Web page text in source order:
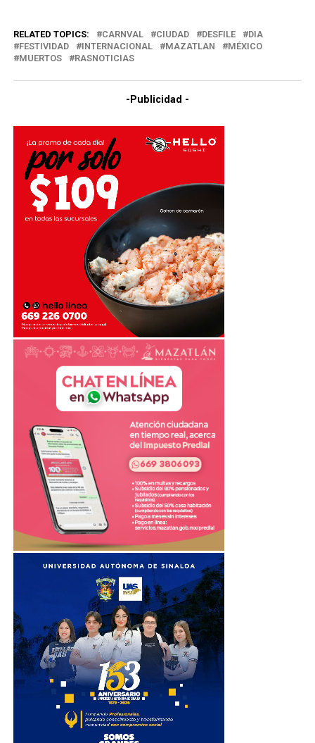
RELATED TOPICS: CARNVAL CIUDAD DESFILE
DIA
FESTIVIDAD
INTERNACIONAL MAZATLAN
MÉXICO
MUERTOS
RASNOTICIAS
-Publicidad -